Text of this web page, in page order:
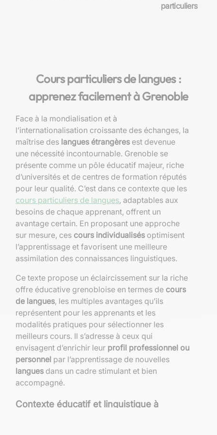
particuliers
Cours particuliers de langues :
apprenez facilement à Grenoble
Face à la mondialisation et à
l’internationalisation croissante des échanges, la
maîtrise des langues étrangères est devenue
une nécessité incontournable. Grenoble se
présente comme un pôle éducatif majeur, riche
d’universités et de centres de formation réputés
pour leur qualité. C’est dans ce contexte que les
cours particuliers de langues, adaptables aux
besoins de chaque apprenant, offrent un
avantage certain. En proposant une approche
sur mesure, ces cours individualisés optimisent
l’apprentissage et favorisent une meilleure
assimilation des connaissances linguistiques.
Ce texte propose un éclaircissement sur la riche
offre éducative grenobloise en termes de cours
de langues, les multiples avantages qu’ils
représentent pour les apprenants et les
modalités pratiques pour sélectionner les
meilleurs cours. Il s’adresse à ceux qui
envisagent d’enrichir leur profil professionnel ou
personnel par l’apprentissage de nouvelles
langues dans un cadre stimulant et bien
accompagné.
Contexte éducatif et linguistique à